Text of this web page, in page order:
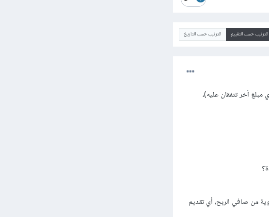
الترتيب حسب التقييم الترتيب حسب التاريخ
ثابتًا، لنقل 5000 جنيه مصري (أو أي مبلغ آخر تتفقان عليه)،
من صافي الربح، أي تقديم